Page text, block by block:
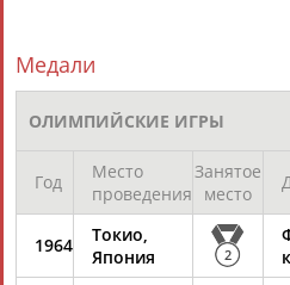
АБДУЛАЕВ
АБДУЛАЕВ
Камалудин
АБДУЛДАУДОВ
Абдула
АБДУЛЖАЛИЛОВ
Медали
ОЛИМПИЙСКИЕ ИГРЫ
Год
Место
проведения
Занятое
место
1964
Токио,
Япония
2